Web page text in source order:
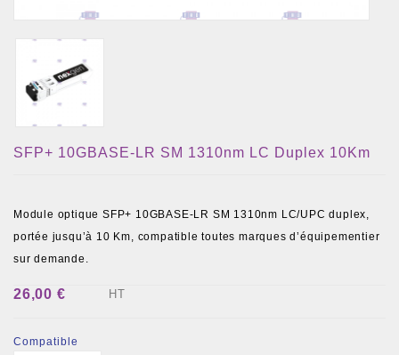
SFP+ 10GBASE-LR SM 1310nm LC Duplex 10Km
Module optique SFP+ 10GBASE-LR SM 1310nm LC/UPC duplex,
portée jusqu’à 10 Km, compatible toutes marques d’équipementier
sur demande.
26,00 € HT
Compatible